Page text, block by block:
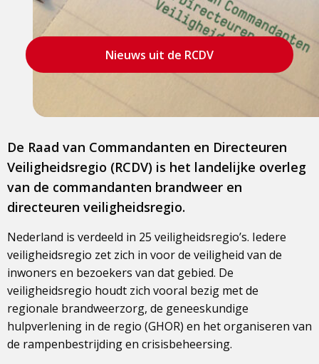
Nieuws uit de RCDV
De Raad van Commandanten en Directeuren
Veiligheidsregio (RCDV) is het landelijke overleg
van de commandanten brandweer en
directeuren veiligheidsregio.
Nederland is verdeeld in 25 veiligheidsregio’s. Iedere
veiligheidsregio zet zich in voor de veiligheid van de
inwoners en bezoekers van dat gebied. De
veiligheidsregio houdt zich vooral bezig met de
regionale brandweerzorg, de geneeskundige
hulpverlening in de regio (GHOR) en het organiseren van
de rampenbestrijding en crisisbeheersing.